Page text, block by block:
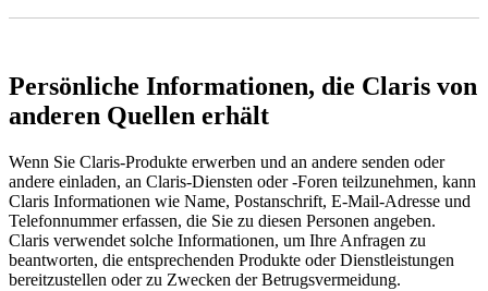
Persönliche Informationen, die Claris von
anderen Quellen erhält
Wenn Sie Claris-Produkte erwerben und an andere senden oder
andere einladen, an Claris-Diensten oder -Foren teilzunehmen, kann
Claris Informationen wie Name, Postanschrift, E-Mail-Adresse und
Telefonnummer erfassen, die Sie zu diesen Personen angeben.
Claris verwendet solche Informationen, um Ihre Anfragen zu
beantworten, die entsprechenden Produkte oder Dienstleistungen
bereitzustellen oder zu Zwecken der Betrugsvermeidung.